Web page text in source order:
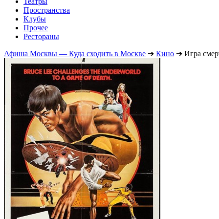
Пространства
Клубы
Прочее
Рестораны
Афиша Москвы — Куда сходить в Москве ➔ Кино ➔ Игра